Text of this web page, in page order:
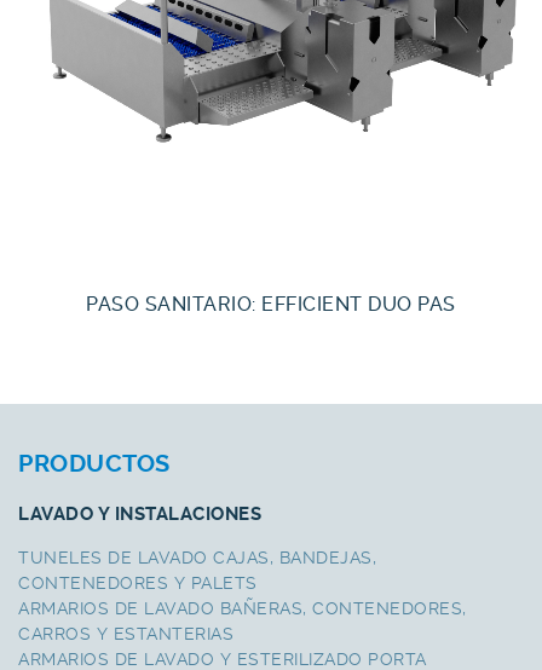
PASO SANITARIO: EFFICIENT DUO PAS
PRODUCTOS
LAVADO Y INSTALACIONES
TUNELES DE LAVADO CAJAS, BANDEJAS,
CONTENEDORES Y PALETS
ARMARIOS DE LAVADO BAÑERAS, CONTENEDORES,
CARROS Y ESTANTERIAS
ARMARIOS DE LAVADO Y ESTERILIZADO PORTA